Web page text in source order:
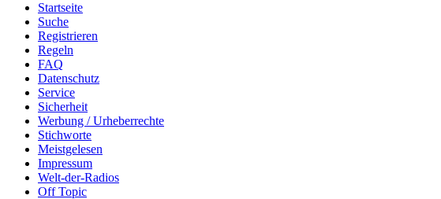
Startseite
Suche
Registrieren
Regeln
FAQ
Datenschutz
Service
Sicherheit
Werbung / Urheberrechte
Stichworte
Meistgelesen
Impressum
Welt-der-Radios
Off Topic